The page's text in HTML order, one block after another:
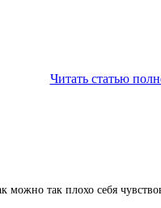
Читать статью
можно так плохо себя